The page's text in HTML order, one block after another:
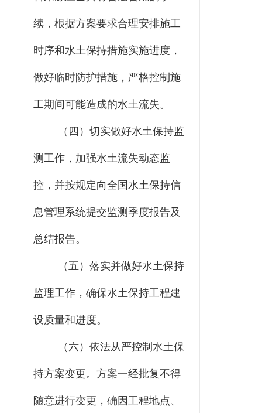
续，根据方案要求合理安排施工
时序和水土保持措施实施进度，
做好临时防护措施，严格控制施
工期间可能造成的水土流失。
（四）切实做好水土保持监
测工作，加强水土流失动态监
控，并按规定向全国水土保持信
息管理系统提交监测季度报告及
总结报告。
（五）落实并做好水土保持
监理工作，确保水土保持工程建
设质量和进度。
（六）依法从严控制水土保
持方案变更。方案一经批复不得
随意进行变更，确因工程地点、